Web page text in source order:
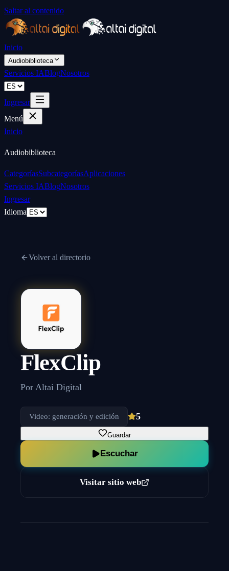
Saltar al contenido
Inicio
Audiobiblioteca
Servicios IABlogNosotros
Ingresar
Menú
Inicio
Audiobiblioteca
CategoríasSubcategoríasAplicaciones
Servicios IABlogNosotros
Ingresar
Idioma
Volver al directorio
FlexClip
Por Altai Digital
Video: generación y edición 5
Guardar
Escuchar
Visitar sitio web